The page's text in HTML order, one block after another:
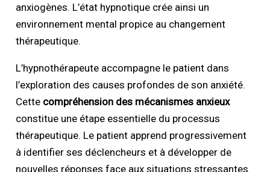
anxiogènes. L’état hypnotique crée ainsi un
environnement mental propice au changement
thérapeutique.
L’hypnothérapeute accompagne le patient dans
l’exploration des causes profondes de son anxiété.
Cette compréhension des mécanismes anxieux
constitue une étape essentielle du processus
thérapeutique. Le patient apprend progressivement
à identifier ses déclencheurs et à développer de
nouvelles réponses face aux situations stressantes.